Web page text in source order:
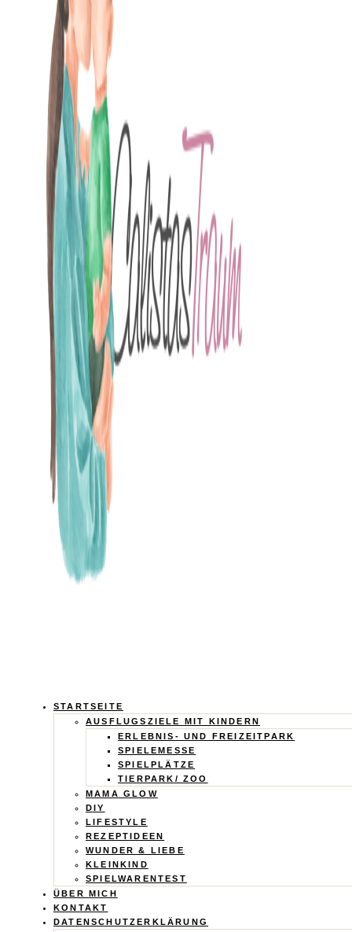
Calistas
Traum
STARTSEITE
AUSFLUGSZIELE MIT KINDERN
ERLEBNIS- UND FREIZEITPARK
SPIELEMESSE
SPIELPLÄTZE
TIERPARK/ ZOO
MAMA GLOW
DIY
LIFESTYLE
REZEPTIDEEN
WUNDER & LIEBE
KLEINKIND
SPIELWARENTEST
ÜBER MICH
KONTAKT
DATENSCHUTZERKLÄRUNG